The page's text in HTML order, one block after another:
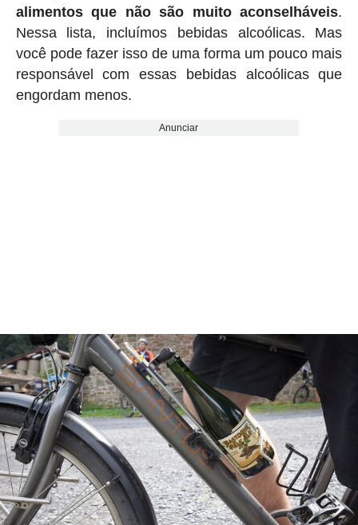
alimentos que não são muito aconselháveis.
Nessa lista, incluímos bebidas alcoólicas. Mas
você pode fazer isso de uma forma um pouco mais
responsável com essas bebidas alcoólicas que
engordam menos.
Anunciar